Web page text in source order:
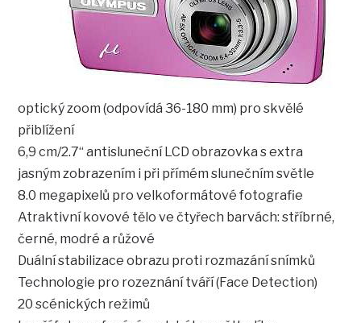
optický zoom (odpovídá 36-180 mm) pro skvělé
přiblížení
6,9 cm/2.7“ antisluneční LCD obrazovka s extra
jasným zobrazením i při přímém slunečním světle
8.0 megapixelů pro velkoformátové fotografie
Atraktivní kovové tělo ve čtyřech barvách: stříbrné,
černé, modré a růžové
Duální stabilizace obrazu proti rozmazání snímků
Technologie pro rozeznání tváří (Face Detection)
20 scénických režimů